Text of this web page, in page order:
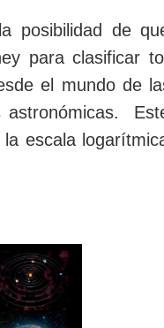
posibilidad de
para clasificar
el mundo de
astronómicas.
escala